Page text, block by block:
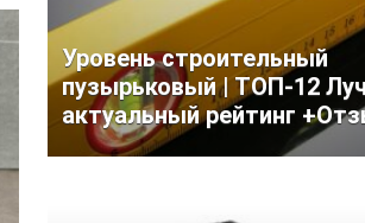
Уровень строительный
пузырьковый | ТОП-12
актуальный рейтинг